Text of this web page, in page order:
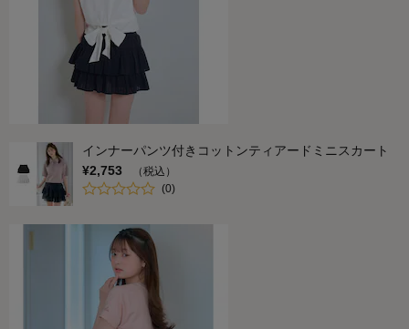
インナーパンツ付きコットンティアードミニスカート
¥2,753
（税込）
(0)